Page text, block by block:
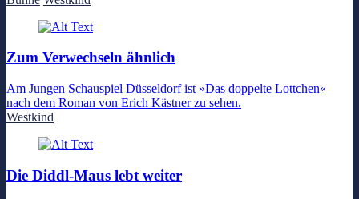
Zum Verwechseln ähnlich
Am Jungen Schauspiel Düsseldorf ist »Das doppelte Lottchen«
nach dem Roman von Erich Kästner zu sehen.
Westkind
Die Diddl-Maus lebt weiter